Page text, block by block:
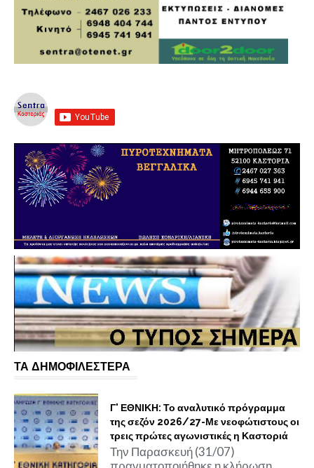
ΤΑ ΔΗΜΟΦΙΛΕΣΤΕΡΑ
Γ' ΕΘΝΙΚΗ: Το αναλυτικό πρόγραμμα
της σεζόν 2026/27-Με νεοφώτιστους οι
τρεις πρώτες αγωνιστικές η Καστοριά
Την Παρασκευή (31/07)